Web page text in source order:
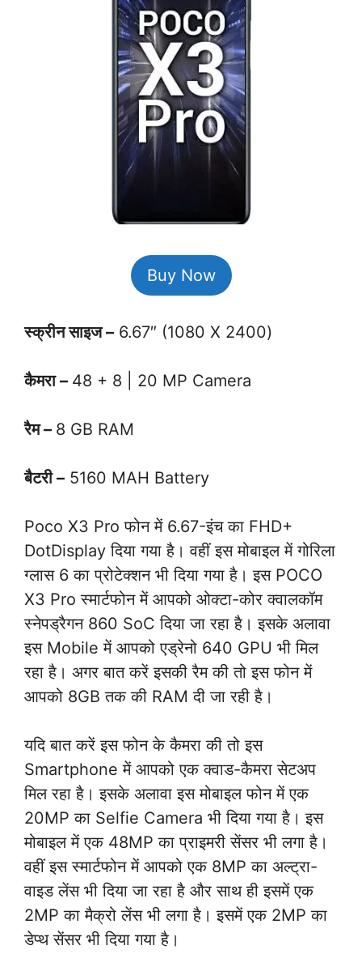
Buy Now
स्क्रीन साइज – 6.67″ (1080 X 2400)
कैमरा – 48 + 8 | 20 MP Camera
रैम – 8 GB RAM
बैटरी – 5160 MAH Battery
Poco X3 Pro फोन में 6.67-इंच का FHD+
DotDisplay दिया गया है। वहीं इस मोबाइल में गोरिला
ग्लास 6 का प्रोटेक्शन भी दिया गया है। इस POCO
X3 Pro स्मार्टफोन में आपको ओक्टा-कोर क्वालकॉम
स्नेपड्रैगन 860 SoC दिया जा रहा है। इसके अलावा
इस Mobile में आपको एड्रेनो 640 GPU भी मिल
रहा है। अगर बात करें इसकी रैम की तो इस फोन में
आपको 8GB तक की RAM दी जा रही है।
यदि बात करें इस फोन के कैमरा की तो इस
Smartphone में आपको एक क्वाड-कैमरा सेटअप
मिल रहा है। इसके अलावा इस मोबाइल फोन में एक
20MP का Selfie Camera भी दिया गया है। इस
मोबाइल में एक 48MP का प्राइमरी सेंसर भी लगा है।
वहीं इस स्मार्टफोन में आपको एक 8MP का अल्ट्रा-
वाइड लेंस भी दिया जा रहा है और साथ ही इसमें एक
2MP का मैक्रो लेंस भी लगा है। इसमें एक 2MP का
डेप्थ सेंसर भी दिया गया है।